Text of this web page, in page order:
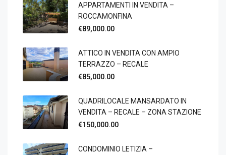
APPARTAMENTI IN VENDITA –
ROCCAMONFINA
€89,000.00
ATTICO IN VENDITA CON AMPIO
TERRAZZO – RECALE
€85,000.00
QUADRILOCALE MANSARDATO IN
VENDITA – RECALE – ZONA STAZIONE
€150,000.00
CONDOMINIO LETIZIA –